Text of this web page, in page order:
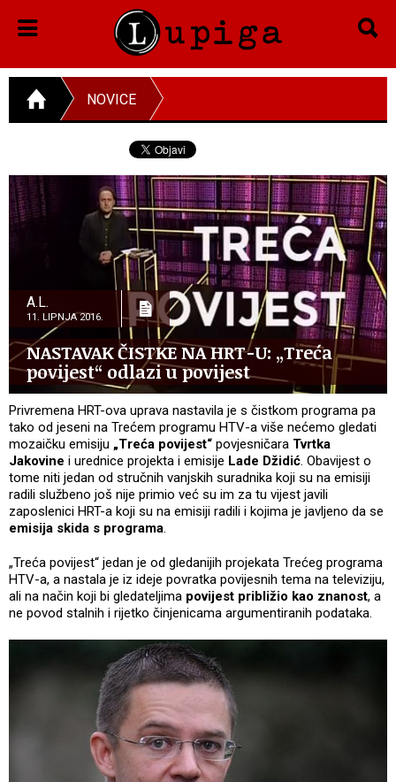
NOVICE
A.L.
11. LIPNJA 2016.
NASTAVAK ČISTKE NA HRT-U: „Treća
povijest“ odlazi u povijest
Privremena HRT-ova uprava nastavila je s čistkom programa pa
tako od jeseni na Trećem programu HTV-a više nećemo gledati
mozaičku emisiju „Treća povijest“ povjesničara Tvrtka
Jakovine i urednice projekta i emisije Lade Džidić. Obavijest o
tome niti jedan od stručnih vanjskih suradnika koji su na emisiji
radili službeno još nije primio već su im za tu vijest javili
zaposlenici HRT-a koji su na emisiji radili i kojima je javljeno da se
emisija skida s programa.
„Treća povijest“ jedan je od gledanijih projekata Trećeg programa
HTV-a, a nastala je iz ideje povratka povijesnih tema na televiziju,
ali na način koji bi gledateljima povijest približio kao znanost, a
ne povod stalnih i rijetko činjenicama argumentiranih podataka.